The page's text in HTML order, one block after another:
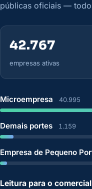
públicas oficiais —
42.767
empresas ativas
Microempresa 40.995
Demais portes 1.159
Empresa de Pequeno
Leitura para o